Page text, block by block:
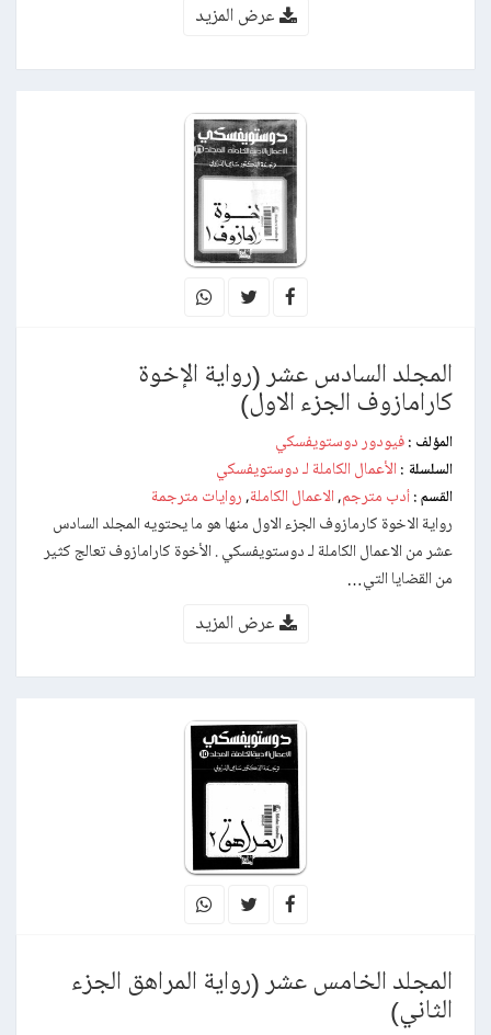
عرض المزيد
المجلد السادس عشر (رواية الإخوة
كارامازوف الجزء الاول)
المؤلف : فيودور دوستويفسكي
السلسلة : الأعمال الكاملة لـ دوستويفسكي
القسم : أدب مترجم, الاعمال الكاملة, روايات مترجمة
رواية الاخوة كارمازوف الجزء الاول منها هو ما يحتويه المجلد السادس
عشر من الاعمال الكاملة لـ دوستويفسكي . الأخوة كارامازوف تعالج كثير
من القضايا التي…
عرض المزيد
المجلد الخامس عشر (رواية المراهق الجزء
الثاني)